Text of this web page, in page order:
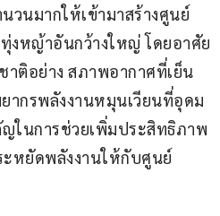
วนมากให้เข้ามาสร้างศูนย์
งหญ้าอันกว้างใหญ่ โดยอาศัย
าติอย่าง สภาพอากาศที่เย็น
ากรพลังงานหมุนเวียนที่อุดม
ในการช่วยเพิ่มประสิทธิภาพ
ะหยัดพลังงานให้กับศูนย์